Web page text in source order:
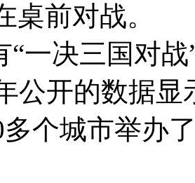
桌前对战。
“一决三国对
公开的数据
个城市举办